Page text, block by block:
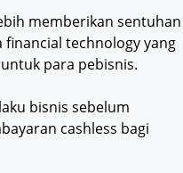
memberikan sentuhan
technology yang
para pebisnis.
bisnis sebelum
cashless bagi